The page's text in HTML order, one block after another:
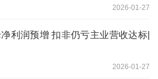
2026-01-27
利润预增 扣非仍亏主业营收达标|
2026-01-27